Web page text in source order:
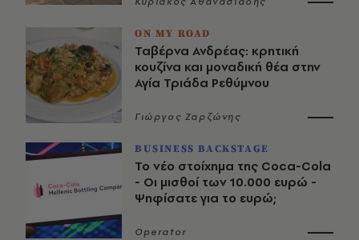
ON MY ROAD
Ταβέρνα Ανδρέας: κρητική
κουζίνα και μοναδική θέα στην
Αγία Τριάδα Ρεθύμνου
Γιώργος Ζαρζώνης
BUSINESS BACKSTAGE
Το νέο στοίχημα της Coca-Cola
- Οι μισθοί των 10.000 ευρώ -
Ψηφίσατε για το ευρώ;
Operator